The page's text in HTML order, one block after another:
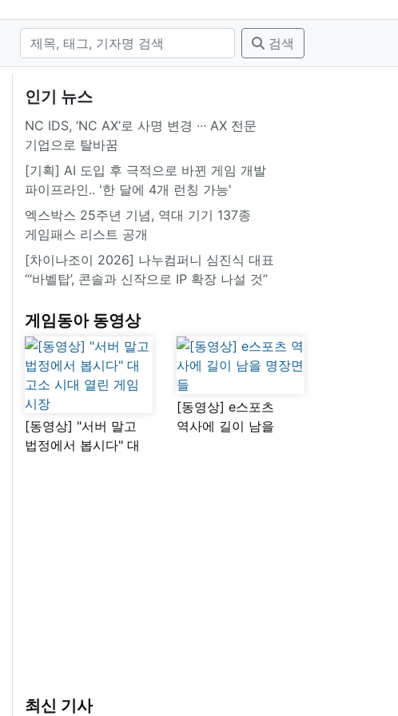
검색
인기 뉴스
NC IDS, ‘NC AX’로 사명 변경 ∙∙∙ AX 전문
기업으로 탈바꿈
[기획] AI 도입 후 극적으로 바뀐 게임 개발
파이프라인.. '한 달에 4개 런칭 가능'
엑스박스 25주년 기념, 역대 기기 137종
게임패스 리스트 공개
[차이나조이 2026] 나누컴퍼니 심진식 대표
“‘바벨탑’, 콘솔과 신작으로 IP 확장 나설 것”
게임동아 동영상
[동영상] "서버 말고
법정에서 봅시다" 대
[동영상] e스포츠
역사에 길이 남을
최신 기사